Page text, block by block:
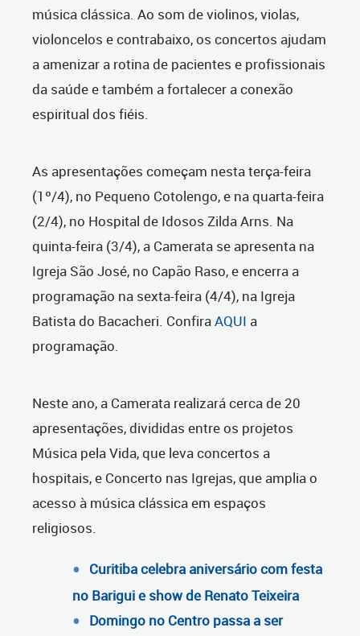
música clássica. Ao som de violinos, violas,
violoncelos e contrabaixo, os concertos ajudam
a amenizar a rotina de pacientes e profissionais
da saúde e também a fortalecer a conexão
espiritual dos fiéis.
As apresentações começam nesta terça-feira
(1º/4), no Pequeno Cotolengo, e na quarta-feira
(2/4), no Hospital de Idosos Zilda Arns. Na
quinta-feira (3/4), a Camerata se apresenta na
Igreja São José, no Capão Raso, e encerra a
programação na sexta-feira (4/4), na Igreja
Batista do Bacacheri. ConfiraAQUI a
programação.
Neste ano, a Camerata realizará cerca de 20
apresentações, divididas entre os projetos
Música pela Vida, que leva concertos a
hospitais, e Concerto nas Igrejas, que amplia o
acesso à música clássica em espaços
religiosos.
Curitiba celebra aniversário com festa
no Barigui e show de Renato Teixeira
Domingo no Centro passa a ser